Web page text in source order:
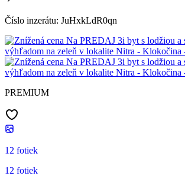
Číslo inzerátu: JuHxkLdR0qn
PREMIUM
12 fotiek
12 fotiek